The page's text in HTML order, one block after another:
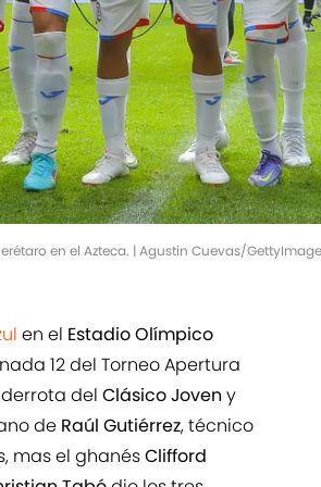
en el Azteca. | Agustin Cuevas/
en el Estadio Olímpico
12 del Torneo Apertura
del Clásico Joven y
de Raúl Gutiérrez, técnico
mas el ghanésClifford